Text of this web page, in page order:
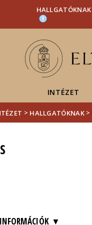
HALLGATÓKNAK
INTÉZET
> HALLGATÓKNAK >